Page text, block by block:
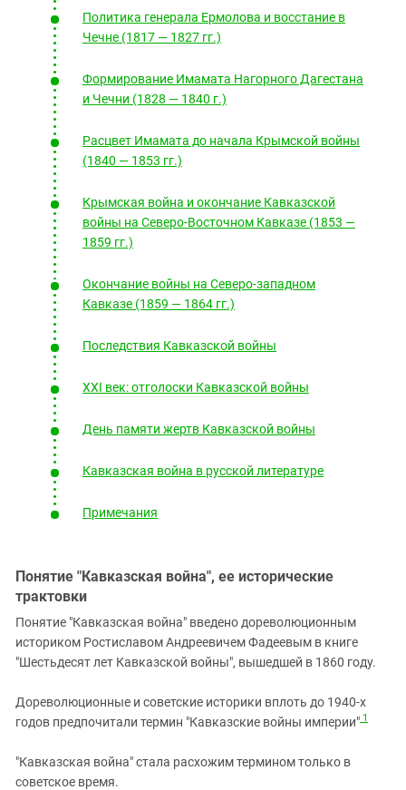
Политика генерала Ермолова и восстание в
Чечне (1817 — 1827 гг.)
Формирование Имамата Нагорного Дагестана
и Чечни (1828 — 1840 г.)
Расцвет Имамата до начала Крымской войны
(1840 — 1853 гг.)
Крымская война и окончание Кавказской
войны на Северо-Восточном Кавказе (1853 —
1859 гг.)
Окончание войны на Северо-западном
Кавказе (1859 — 1864 гг.)
Последствия Кавказской войны
XXI век: отголоски Кавказской войны
День памяти жертв Кавказской войны
Кавказская война в русской литературе
Примечания
Понятие "Кавказская война", ее исторические
трактовки
Понятие "Кавказская война" введено дореволюционным
историком Ростиславом Андреевичем Фадеевым в книге
"Шестьдесят лет Кавказской войны", вышедшей в 1860 году.
Дореволюционные и советские историки вплоть до 1940-х
годов предпочитали термин "Кавказские войны империи" 1
"Кавказская война" стала расхожим термином только в
советское время.